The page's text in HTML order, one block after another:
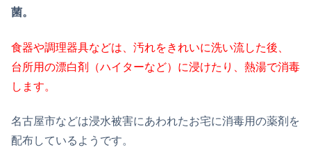
菌。
食器や調理器具などは、汚れをきれいに洗い流した後、
台所用の漂白剤（ハイターなど）に浸けたり、熱湯で消毒
します。
名古屋市などは浸水被害にあわれたお宅に消毒用の薬剤を
配布しているようです。